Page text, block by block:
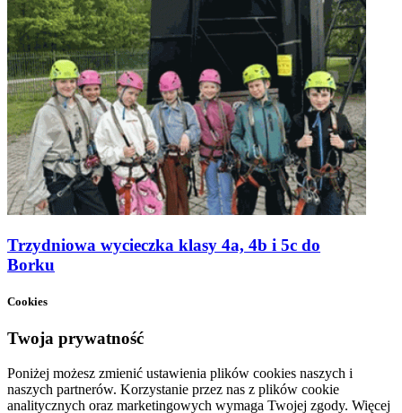
Trzydniowa wycieczka klasy 4a, 4b i 5c do
Borku
Cookies
Twoja prywatność
Poniżej możesz zmienić ustawienia plików cookies naszych i
naszych partnerów. Korzystanie przez nas z plików cookie
analitycznych oraz marketingowych wymaga Twojej zgody. Więcej